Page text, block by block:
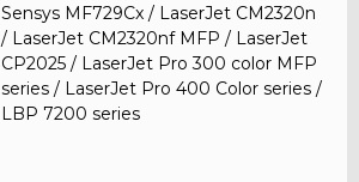
Sensys MF729Cx / LaserJet CM2320n
/ LaserJet CM2320nf MFP / LaserJet
CP2025 / LaserJet Pro 300 color MFP
series / LaserJet Pro 400 Color series /
LBP 7200 series